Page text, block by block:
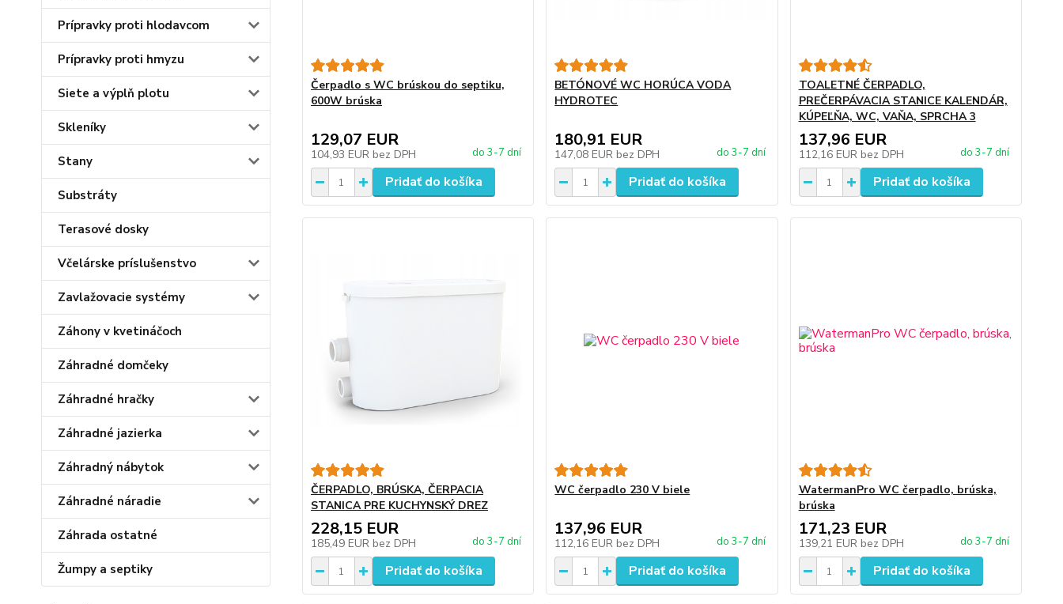
Prípravky proti hlodavcom
Prípravky proti hmyzu
Siete a výplň plotu
Skleníky
Stany
Substráty
Terasové dosky
Včelárske príslušenstvo
Zavlažovacie systémy
Záhony v kvetináčoch
Záhradné domčeky
Záhradné hračky
Záhradné jazierka
Záhradný nábytok
Záhradné náradie
Záhrada ostatné
Žumpy a septiky
Čerpadlo s WC brúskou do septiku,
600W brúska
129,07 EUR
104,93 EUR bez DPH do 3-7 dní
Pridať do košíka
BETÓNOVÉ WC HORÚCA VODA
HYDROTEC
180,91 EUR
147,08 EUR bez DPH do 3-7 dní
Pridať do košíka
TOALETNÉ ČERPADLO,
PREČERPÁVACIA STANICE KALENDÁR,
KÚPEĽŇA, WC, VAŇA, SPRCHA 3
137,96 EUR
112,16 EUR bez DPH do 3-7 dní
Pridať do košíka
ČERPADLO, BRÚSKA, ČERPACIA
STANICA PRE KUCHYNSKÝ DREZ
228,15 EUR
185,49 EUR bez DPH do 3-7 dní
Pridať do košíka
WC čerpadlo 230 V biele
137,96 EUR
112,16 EUR bez DPH do 3-7 dní
Pridať do košíka
WatermanPro WC čerpadlo, brúska,
brúska
171,23 EUR
139,21 EUR bez DPH do 3-7 dní
Pridať do košíka